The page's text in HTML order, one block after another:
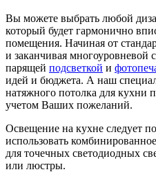
Вы можете выбрать любой
который будет гармонично
помещения. Начиная от
и заканчивая многоуровневой
парящей подсветкой и
идей и бюджета. А наш
натяжного потолка для кухни
учетом Ваших пожеланий.
Освещение на кухне следует
использовать
для точечных светодиодных
или люстры.